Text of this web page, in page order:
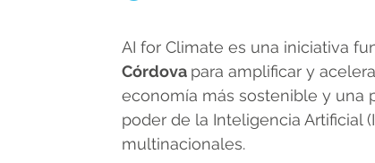
AI for Climate es una iniciativa
Córdova para amplificar y
economía más sostenible y una
poder de la Inteligencia Artificial
multinacionales.